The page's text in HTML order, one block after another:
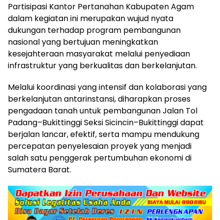
Partisipasi Kantor Pertanahan Kabupaten Agam
dalam kegiatan ini merupakan wujud nyata
dukungan terhadap program pembangunan
nasional yang bertujuan meningkatkan
kesejahteraan masyarakat melalui penyediaan
infrastruktur yang berkualitas dan berkelanjutan.
Melalui koordinasi yang intensif dan kolaborasi yang
berkelanjutan antarinstansi, diharapkan proses
pengadaan tanah untuk pembangunan Jalan Tol
Padang–Bukittinggi Seksi Sicincin–Bukittinggi dapat
berjalan lancar, efektif, serta mampu mendukung
percepatan penyelesaian proyek yang menjadi
salah satu penggerak pertumbuhan ekonomi di
Sumatera Barat.